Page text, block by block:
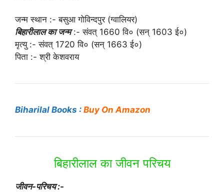
जन्म स्थान :- बसुआ गोविन्दपुर (ग्वालियर)
बिहारीलाल का जन्म :- संवत् 1660 वि० (सन् 1603 ई०)
मृत्यु :- संवत् 1720 वि० (सन् 1663 ई०)
पिता :- श्री केशवराय
Biharilal Books : Buy On Amazon
बिहारीलाल का जीवन परिचय
जीवन-परिचय :-